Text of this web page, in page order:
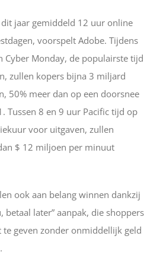
jaar gemiddeld 12 uur online
voorspelt Adobe. Tijdens
Cyber Monday, de populairste tijd
zullen kopers bijna 3 miljard
50% meer dan op een doorsnee
Tussen 8 en 9 uur Pacific tijd op
voor uitgaven, zullen
$ 12 miljoen per minuut
ook aan belang winnen dankzij
betaal later” aanpak, die shoppers
geven zonder onmiddellijk geld